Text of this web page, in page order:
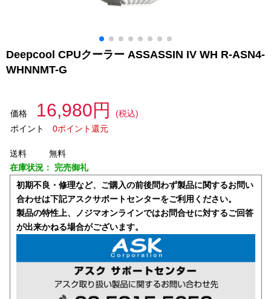
Deepcool CPUクーラー ASSASSIN IV WH R-ASN4-
WHNNMT-G
価格 16,980円
(税込)
ポイント
0ポイント還元
送料
無料
在庫状況： 完売御礼
初期不良・修理など、ご購入の前後問わず製品に関するお問い
合わせは下記アスクサポートセンターをご利用ください。
製品の特性上、ノジマオンラインではお問合せに対するご回答
が出来かねる場合がございます。